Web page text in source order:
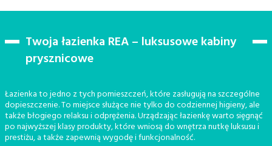
Twoja łazienka REA – luksusowe kabiny
prysznicowe
Łazienka to jedno z tych pomieszczeń, które zasługują na szczególne
dopieszczenie. To miejsce służące nie tylko do codziennej higieny, ale
także błogiego relaksu i odprężenia. Urządzając łazienkę warto sięgnąć
po najwyższej klasy produkty, które wniosą do wnętrza nutkę luksusu i
prestiżu, a także zapewnią wygodę i funkcjonalność.